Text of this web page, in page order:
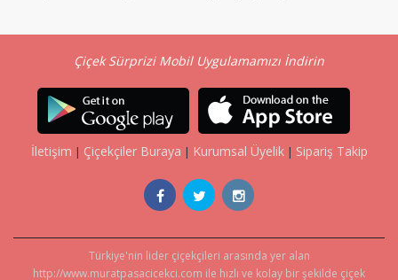
Çiçek Sürprizi Mobil Uygulamamızı İndirin
İletişim | Çiçekçiler Buraya | Kurumsal Üyelik| Sipariş Takip
Türkiye'nin lider çiçekçileri arasında yer alan
http://www.muratpasacicekci.com ile hızlı ve kolay bir şekilde çiçek